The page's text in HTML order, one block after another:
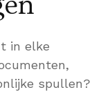
in elke
spullen?